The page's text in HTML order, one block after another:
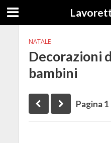
NATALE
Decorazioni
bambini
Pagina 1